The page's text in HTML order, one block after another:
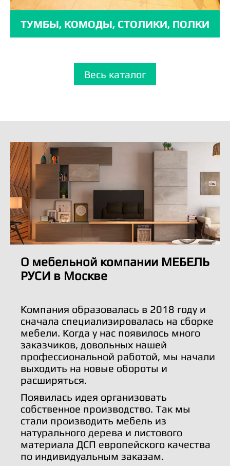
ТУМБЫ, КОМОДЫ, СТОЛИКИ, ПОЛКИ
Весь каталог
О мебельной компании МЕБЕЛЬ
РУСИ в Москве
Компания образовалась в 2018 году и
сначала специализировалась на сборке
мебели. Когда у нас появилось много
заказчиков, довольных нашей
профессиональной работой, мы начали
выходить на новые обороты и
расширяться.
Появилась идея организовать
собственное производство. Так мы
стали производить мебель из
натурального дерева и листового
материала ДСП европейского качества
по индивидуальным заказам.